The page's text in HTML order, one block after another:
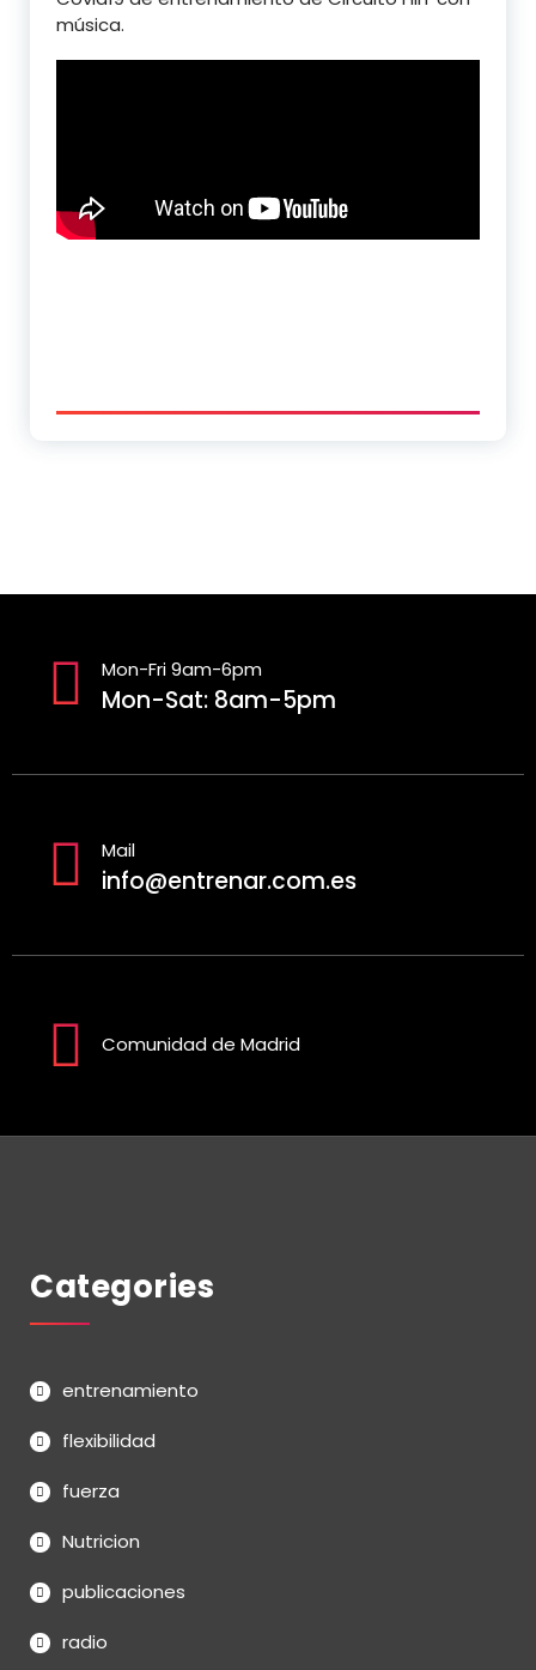
música.
Mon-Fri 9am-6pm
Mon-Sat: 8am-5pm
Mail
info@entrenar.com.es
Comunidad de Madrid
Categories
entrenamiento
flexibilidad
fuerza
Nutricion
publicaciones
radio